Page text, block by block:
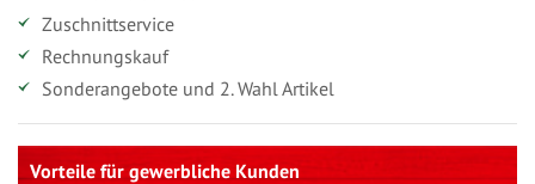
Zuschnittservice
Rechnungskauf
Sonderangebote und 2. Wahl Artikel
Vorteile für gewerbliche Kunden